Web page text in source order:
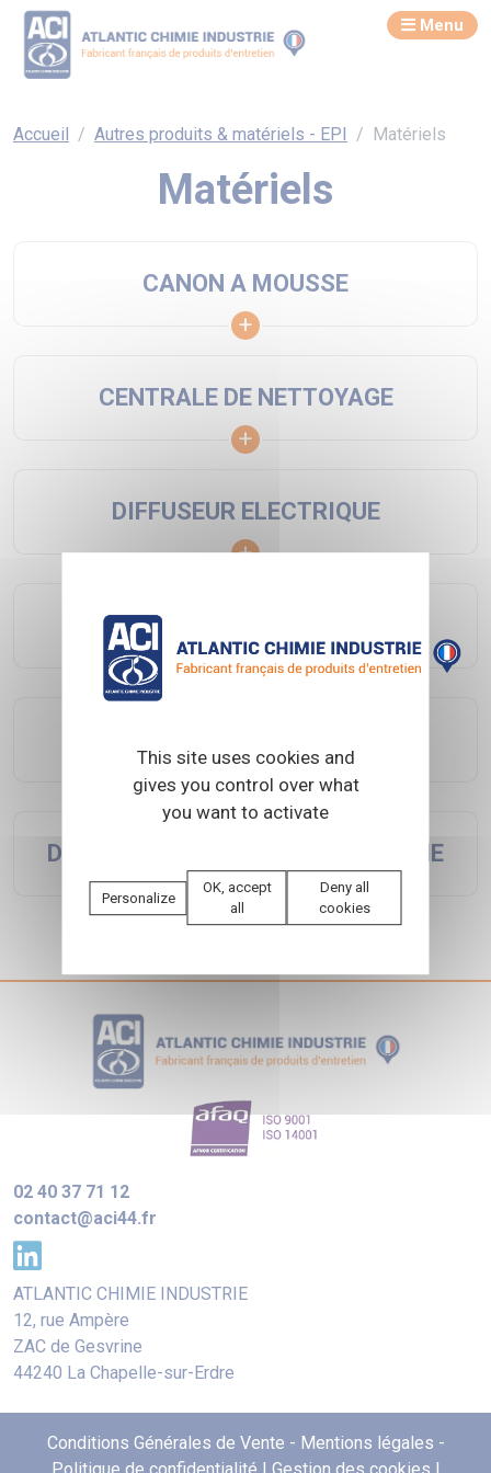
Menu
Accueil Autres produits & matériels - EPI Matériels
Matériels
CANON A MOUSSE
CENTRALE DE NETTOYAGE
DIFFUSEUR ELECTRIQUE
DISTRIBUTEUR SAVON POUDRE
DISTRIBUTEUR SAVON CARTOUCHE
02 40 37 71 12
contact@aci44.fr
ATLANTIC CHIMIE INDUSTRIE
12, rue Ampère
ZAC de Gesvrine
44240 La Chapelle-sur-Erdre
Conditions Générales de Vente - Mentions légales -
This site uses cookies and
gives you control over what
you want to activate
Personalize
OK, accept
all
Deny all
cookies